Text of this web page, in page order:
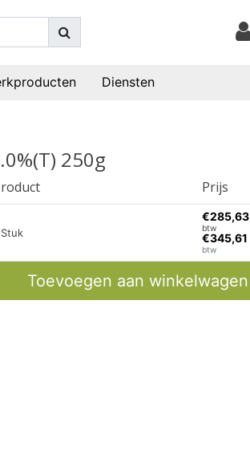
Diensten
250g
Prijs
€285,63
btw
€345,61
btw
Toevoegen aan winkelwagen